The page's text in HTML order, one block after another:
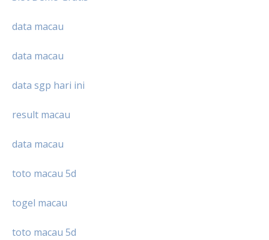
data macau
data macau
data sgp hari ini
result macau
data macau
toto macau 5d
togel macau
toto macau 5d